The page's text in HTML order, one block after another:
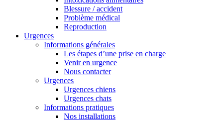
Blessure / accident
Problème médical
Reproduction
Urgences
Informations générales
Les étapes d’une prise en charge
Venir en urgence
Nous contacter
Urgences
Urgences chiens
Urgences chats
Informations pratiques
Nos installations